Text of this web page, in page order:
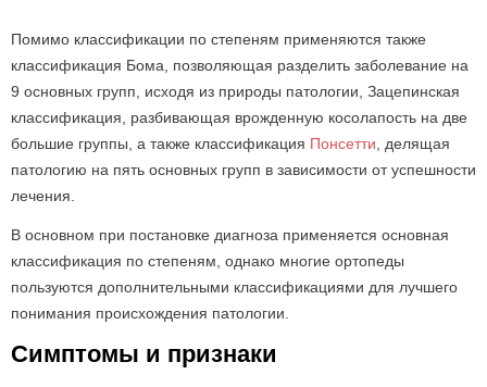
Помимо классификации по степеням применяются также
классификация Бома, позволяющая разделить заболевание на
9 основных групп, исходя из природы патологии, Зацепинская
классификация, разбивающая врожденную косолапость на две
большие группы, а также классификация Понсетти , делящая
патологию на пять основных групп в зависимости от успешности
лечения.
В основном при постановке диагноза применяется основная
классификация по степеням, однако многие ортопеды
пользуются дополнительными классификациями для лучшего
понимания происхождения патологии.
Симптомы и признаки